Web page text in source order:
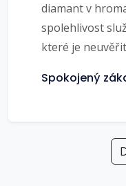
diamant v
spolehlivost
které je
Spokojený